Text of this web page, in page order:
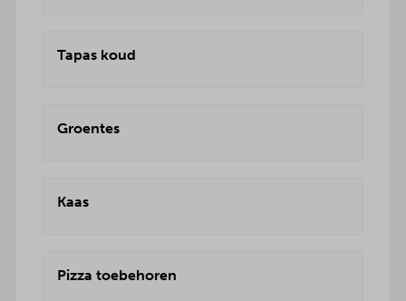
Tapas koud
Groentes
Kaas
Pizza toebehoren